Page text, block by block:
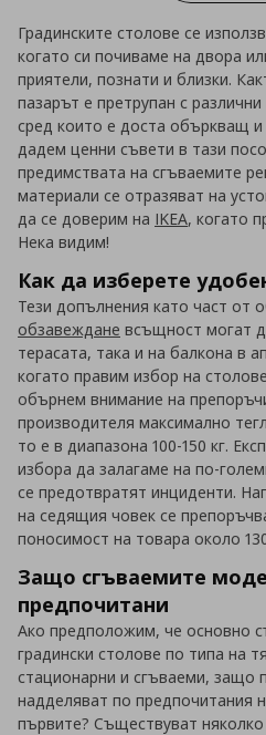
Градинските столове се
когато си почиваме на двора
приятели, познати и близки.
пазарът е претрупан с
сред които е доста объркващ
дадем ценни съвети в тази
предимствата на сгъваемите
материали се отразяват на
да се доверим на IKEA, когато
Нека видим!
Как да изберете
Тези допълнения като част от
обзавеждане всъщност могат
терасата, така и на балкона в
когато правим избор на
обърнем внимание на
производителя максимално
то е в диапазона 100-150 кг.
избора да залагаме на по-
се предотвратят инциденти.
на седящия човек се
поносимост на товара около
Защо сгъваемите
предпочитани
Ако предположим, че основно
градински столове по типа на
стационарни и сгъваеми, защо
надделяват по предпочитания
първите? Съществуват